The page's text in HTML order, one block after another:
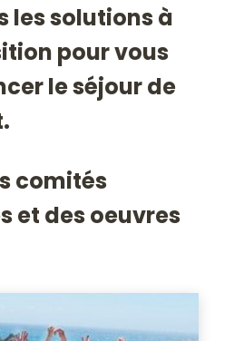
les solutions à
pour vous
le séjour de
comités
et des oeuvres